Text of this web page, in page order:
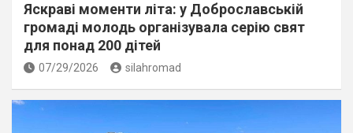
Яскраві моменти літа: у Доброславській
громаді молодь організувала серію свят
для понад 200 дітей
07/29/2026 silahromad